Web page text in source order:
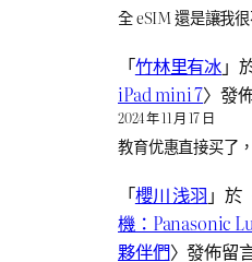
全 eSIM 還是讓我
「竹林里有冰」
iPad mini 7〉發
2024 年 11 月 17 日
教育优惠直接买了
「櫻川 浅羽 」於
機：Panasonic
夥伴們〉發佈留